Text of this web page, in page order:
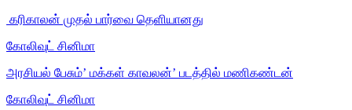
‎ கரிகாலன் முதல் பார்வை தெளியானது
கோலிவுட் சினிமா
அரசியல் பேசும்’ மக்கள் காவலன்’ படத்தில் மணிகண்டன்
கோலிவுட் சினிமா